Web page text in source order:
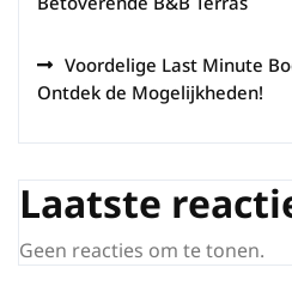
Voordelige Last Minute
Ontdek de Mogelijkheden!
Laatste
Geen reacties om te tonen.